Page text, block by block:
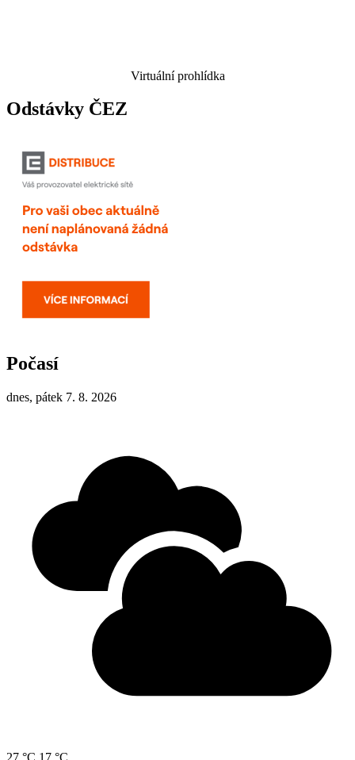
Virtuální prohlídka
Odstávky ČEZ
Počasí
dnes, pátek 7. 8. 2026